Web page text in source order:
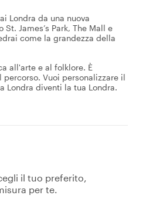
Londra da una nuova
James’s Park, The Mall e
come la grandezza della
all'arte e al folklore. È
Vuoi personalizzare il
Londra diventi la tua Londra.
il tuo preferito,
per te.